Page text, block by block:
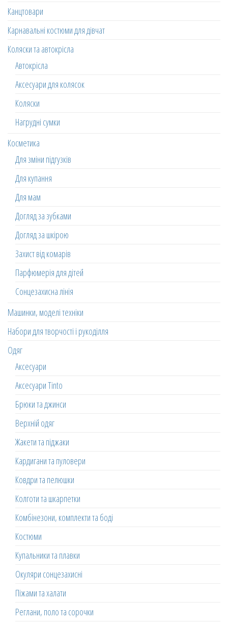
Канцтовари
Карнавальні костюми для дівчат
Коляски та автокрісла
Автокрісла
Аксесуари для колясок
Коляски
Нагрудні сумки
Косметика
Для зміни підгузків
Для купання
Для мам
Догляд за зубками
Догляд за шкірою
Захист від комарів
Парфюмерія для дітей
Сонцезахисна лінія
Машинки, моделі техніки
Набори для творчості і рукоділля
Одяг
Аксесуари
Аксесуари Tinto
Брюки та джинси
Верхній одяг
Жакети та піджаки
Кардигани та пуловери
Ковдри та пелюшки
Колготи та шкарпетки
Комбінезони, комплекти та боді
Костюми
Купальники та плавки
Окуляри сонцезахисні
Піжами та халати
Реглани, поло та сорочки